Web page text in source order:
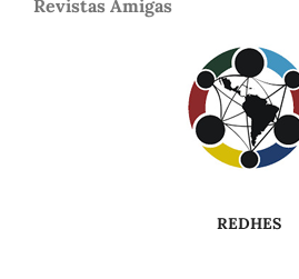
Revistas Amigas
REDHES